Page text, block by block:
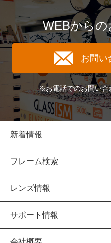
WEBから
お問い
※お電話でのお問い合
新着情報
フレーム検索
レンズ情報
サポート情報